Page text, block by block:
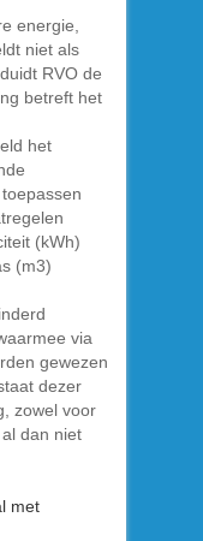
energie,
niet als
RVO de
betreft het
het
(kWh)
(m3)
via
gewezen
dezer
zowel voor
dan niet
met